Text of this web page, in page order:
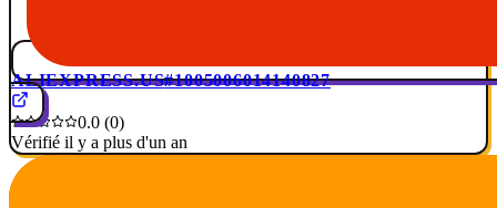
ALIEXPRESS.US#1005006014140827
0.0 (0)
Vérifié il y a plus d'un an